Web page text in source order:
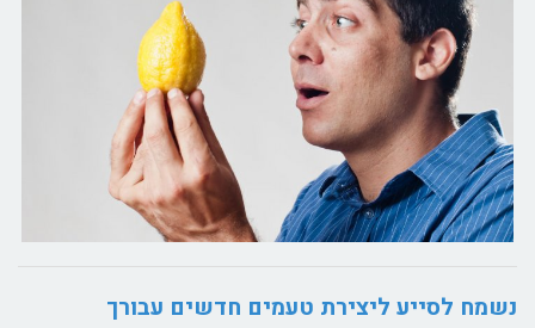
נשמח לסייע ליצירת טעמים חדשים עבורך